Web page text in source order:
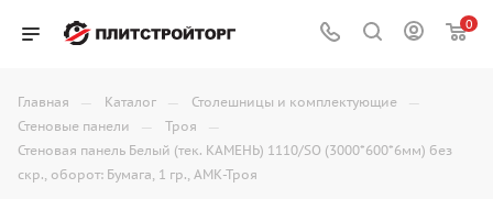
0
Главная — Каталог — Столешницы и комплектующие —
Стеновые панели — Троя —
Стеновая панель Белый (тек. КАМЕНЬ) 1110/SO (3000*600*6мм) без
скр., оборот: Бумага, 1 гр., АМК-Троя